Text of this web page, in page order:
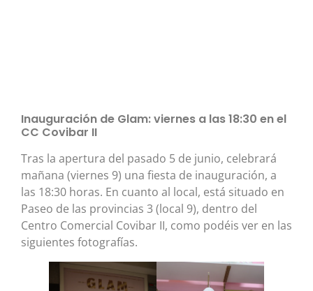
Inauguración de Glam: viernes a las 18:30 en el
CC Covibar II
Tras la apertura del pasado 5 de junio, celebrará
mañana (viernes 9) una fiesta de inauguración, a
las 18:30 horas. En cuanto al local, está situado en
Paseo de las provincias 3 (local 9), dentro del
Centro Comercial Covibar II, como podéis ver en las
siguientes fotografías.